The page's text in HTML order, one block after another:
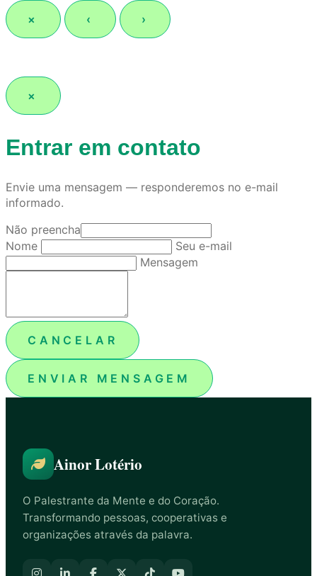
× ‹ ›
×
Entrar em contato
Envie uma mensagem — responderemos no e-mail
informado.
Não preencha
Nome
Seu e-mail
Mensagem
CANCELAR
ENVIAR MENSAGEM
Ainor Lotério
O Palestrante da Mente e do Coração.
Transformando pessoas, cooperativas e
organizações através da palavra.